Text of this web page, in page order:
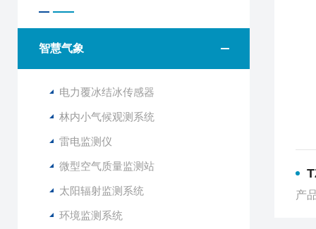
智慧气象
电力覆冰结冰传感器
林内小气候观测系统
雷电监测仪
微型空气质量监测站
太阳辐射监测系统
环境监测系统
产